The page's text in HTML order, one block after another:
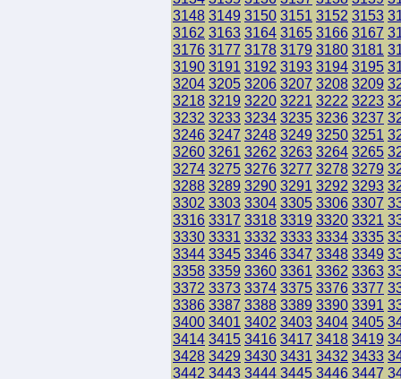
3148 3149 3150 3151 3152 3153
3162 3163 3164 3165 3166 3167
3176 3177 3178 3179 3180 3181
3190 3191 3192 3193 3194 3195
3204 3205 3206 3207 3208 3209
3218 3219 3220 3221 3222 3223
3232 3233 3234 3235 3236 3237
3246 3247 3248 3249 3250 3251
3260 3261 3262 3263 3264 3265
3274 3275 3276 3277 3278 3279
3288 3289 3290 3291 3292 3293
3302 3303 3304 3305 3306 3307
3316 3317 3318 3319 3320 3321
3330 3331 3332 3333 3334 3335
3344 3345 3346 3347 3348 3349
3358 3359 3360 3361 3362 3363
3372 3373 3374 3375 3376 3377
3386 3387 3388 3389 3390 3391
3400 3401 3402 3403 3404 3405
3414 3415 3416 3417 3418 3419
3428 3429 3430 3431 3432 3433
3442 3443 3444 3445 3446 3447